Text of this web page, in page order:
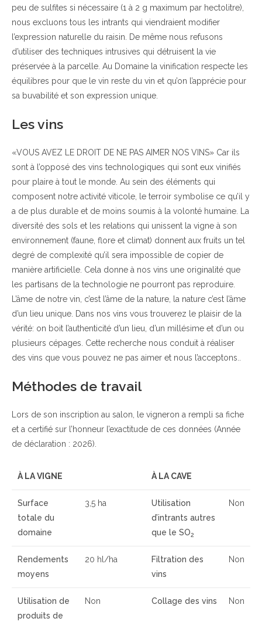
peu de sulfites si nécessaire (1 à 2 g maximum par hectolitre),
nous excluons tous les intrants qui viendraient modifier
l’expression naturelle du raisin. De même nous refusons
d’utiliser des techniques intrusives qui détruisent la vie
préservée à la parcelle. Au Domaine la vinification respecte les
équilibres pour que le vin reste du vin et qu’on l’apprécie pour
sa buvabilité et son expression unique.
Les vins
«VOUS AVEZ LE DROIT DE NE PAS AIMER NOS VINS» Car ils
sont à l’opposé des vins technologiques qui sont eux vinifiés
pour plaire à tout le monde. Au sein des éléments qui
composent notre activité viticole, le terroir symbolise ce qu’il y
a de plus durable et de moins soumis à la volonté humaine. La
diversité des sols et les relations qui unissent la vigne à son
environnement (faune, flore et climat) donnent aux fruits un tel
degré de complexité qu’il sera impossible de copier de
manière artificielle. Cela donne à nos vins une originalité que
les partisans de la technologie ne pourront pas reproduire.
L’âme de notre vin, c’est l’âme de la nature, la nature c’est l’âme
d’un lieu unique. Dans nos vins vous trouverez le plaisir de la
vérité: on boit l’authenticité d’un lieu, d’un millésime et d’un ou
plusieurs cépages. Cette recherche nous conduit à réaliser
des vins que vous pouvez ne pas aimer et nous l’acceptons..
Méthodes de travail
Lors de son inscription au salon, le vigneron a rempli sa fiche
et a certifié sur l’honneur l’exactitude de ces données (Année
de déclaration : 2026).
À LA VIGNE À LA CAVE
Surface
totale du
domaine
3,5 ha
Utilisation
d’intrants autres
que le SO2
Non
Rendements
moyens
20 hl/ha
Filtration des
vins
Non
Utilisation de
produits de
Non Collage des vins Non